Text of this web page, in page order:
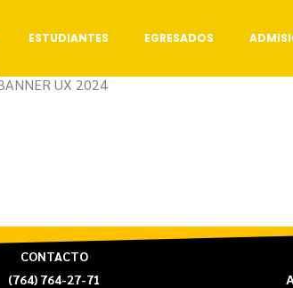
ESTUDIANTES EGRESADOS
CONTACTO
(764) 764-27-71